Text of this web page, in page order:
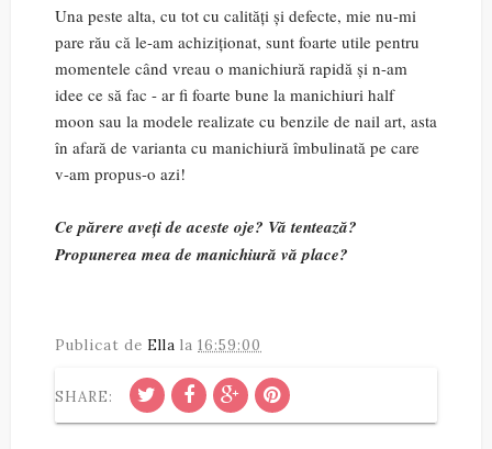
Una peste alta, cu tot cu calități și defecte, mie nu-mi
pare rău că le-am achiziționat, sunt foarte utile pentru
momentele când vreau o manichiură rapidă și n-am
idee ce să fac - ar fi foarte bune la manichiuri half
moon sau la modele realizate cu benzile de nail art, asta
în afară de varianta cu manichiură îmbulinată pe care
v-am propus-o azi!
Ce părere aveți de aceste oje? Vă tentează?
Propunerea mea de manichiură vă place?
Publicat de Ella la 16:59:00
SHARE: